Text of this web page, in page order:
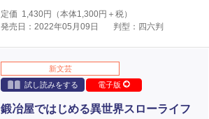
定価 1,430円（本体1,300円＋税）
発売日：2022年05月09日
判型：四六判
新文芸
試し読みをする
電子版
鍛冶屋ではじめる異世界スローライフ